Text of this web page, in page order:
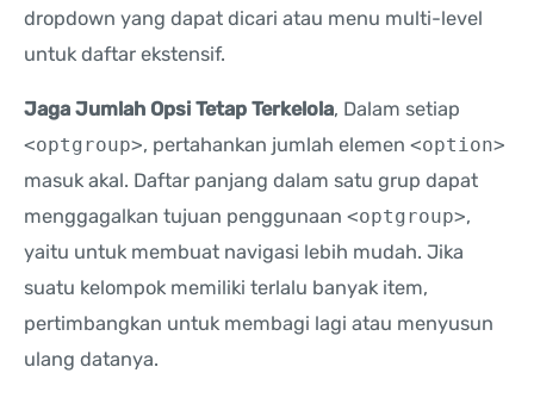
dropdown yang dapat dicari atau menu multi-level
untuk daftar ekstensif.
Jaga Jumlah Opsi Tetap Terkelola, Dalam setiap
<optgroup>, pertahankan jumlah elemen <option>
masuk akal. Daftar panjang dalam satu grup dapat
menggagalkan tujuan penggunaan <optgroup>,
yaitu untuk membuat navigasi lebih mudah. Jika
suatu kelompok memiliki terlalu banyak item,
pertimbangkan untuk membagi lagi atau menyusun
ulang datanya.